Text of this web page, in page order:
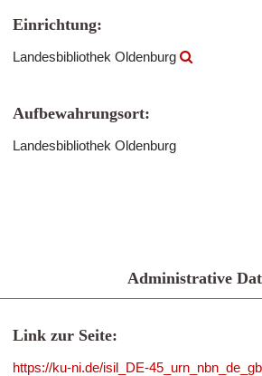
Einrichtung:
Landesbibliothek Oldenburg
Aufbewahrungsort:
Landesbibliothek Oldenburg
Administrative
Link zur Seite:
https://ku-ni.de/isil_DE-